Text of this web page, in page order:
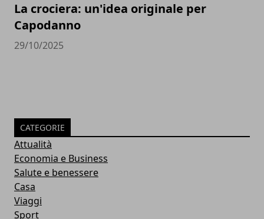
La crociera: un'idea originale per
Capodanno
29/10/2025
CATEGORIE
Attualità
Economia e Business
Salute e benessere
Casa
Viaggi
Sport